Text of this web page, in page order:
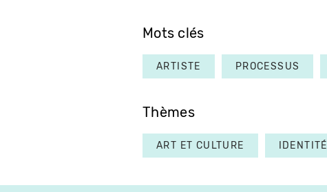
Mots clés
ARTISTE PROCESSUS
Thèmes
ART ET CULTURE IDENTITÉ